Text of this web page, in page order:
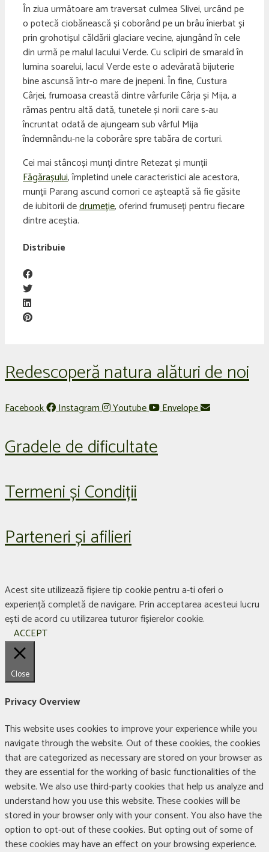
În ziua următoare am traversat culmea Slivei, urcând pe
o potecă ciobănească și coborând pe un brâu înierbat și
prin grohotișul căldării glaciare vecine, ajungând în cele
din urmă pe malul lacului Verde. Cu sclipiri de smarald în
lumina soarelui, lacul Verde este o adevărată bijuterie
bine ascunsă într-o mare de jnepeni. În fine, Custura
Cârjei, frumoasa creastă dintre vârfurile Cârja și Mija, a
rămas pentru altă dată, tunetele și norii care s-au
încruntat odată de ajungeam sub vârful Mija
îndemnându-ne la coborâre spre tabăra de corturi.
Cei mai stâncoși munți dintre Retezat și munții
Făgărașului, împletind unele caracteristici ale acestora,
munții Parang ascund comori ce așteaptă să fie găsite
de iubitorii dedrumeție, oferind frumuseți pentru fiecare
dintre aceștia.
Distribuie
Redescoperă natura alături de noi
Facebook Instagram Youtube Envelope
Gradele de dificultate
Termeni și Condiții
Parteneri și afilieri
Acest site utilizează fișiere tip cookie pentru a-ti oferi o
experiență completă de navigare. Prin acceptarea acesteui lucru
ești de acord cu utilizarea tuturor fișierelor cookie.
ACCEPT
Close
Privacy Overview
This website uses cookies to improve your experience while you
navigate through the website. Out of these cookies, the cookies
that are categorized as necessary are stored on your browser as
they are essential for the working of basic functionalities of the
website. We also use third-party cookies that help us analyze and
understand how you use this website. These cookies will be
stored in your browser only with your consent. You also have the
option to opt-out of these cookies. But opting out of some of
these cookies may have an effect on your browsing experience.